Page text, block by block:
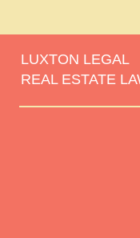
LUXTON LEGAL
REAL ESTATE